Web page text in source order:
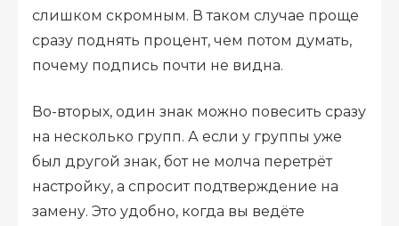
слишком скромным. В таком случае проще
сразу поднять процент, чем потом думать,
почему подпись почти не видна.
Во-вторых, один знак можно повесить сразу
на несколько групп. А если у группы уже
был другой знак, бот не молча перетрёт
настройку, а спросит подтверждение на
замену. Это удобно, когда вы ведёте